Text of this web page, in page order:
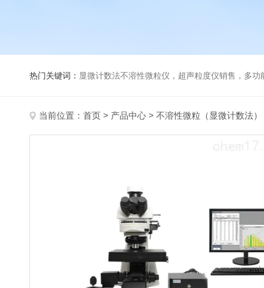
热门关键词： 显微计数法不溶性微粒仪，超声粒度仪销售，多功能超声粒度分析仪，粒度及
当前位置： 首页 > 产品中心 > 不溶性微粒（显微计数法）